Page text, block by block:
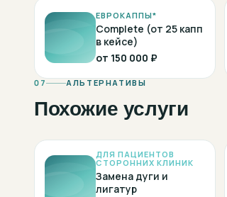
ЕВРОКАППЫ*
Complete (от 25 капп
в кейсе)
от 150 000 ₽
07 АЛЬТЕРНАТИВЫ
Похожие услуги
ДЛЯ ПАЦИЕНТОВ
СТОРОННИХ КЛИНИК
Замена дуги и
лигатур